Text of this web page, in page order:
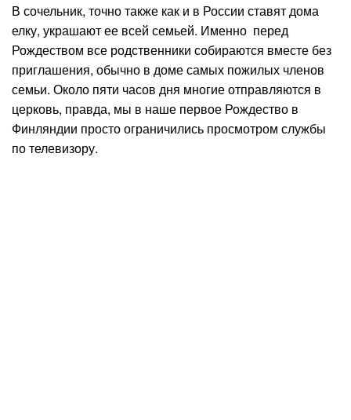
В сочельник, точно также как и в России ставят дома
елку, украшают ее всей семьей. Именно перед
Рождеством все родственники собираются вместе без
приглашения, обычно в доме самых пожилых членов
семьи. Около пяти часов дня многие отправляются в
церковь, правда, мы в наше первое Рождество в
Финляндии просто ограничились просмотром службы
по телевизору.